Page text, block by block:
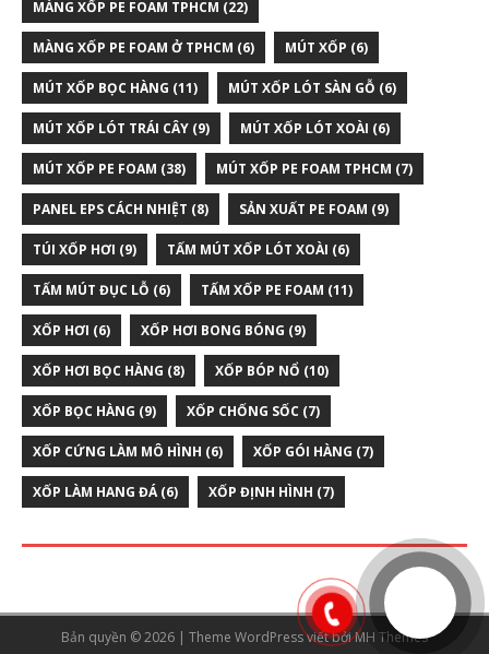
MÀNG XỐP PE FOAM TPHCM (22)
MÀNG XỐP PE FOAM Ở TPHCM (6) MÚT XỐP (6)
MÚT XỐP BỌC HÀNG (11) MÚT XỐP LÓT SÀN GỖ (6)
MÚT XỐP LÓT TRÁI CÂY (9) MÚT XỐP LÓT XOÀI (6)
MÚT XỐP PE FOAM (38) MÚT XỐP PE FOAM TPHCM (7)
PANEL EPS CÁCH NHIỆT (8) SẢN XUẤT PE FOAM (9)
TÚI XỐP HƠI (9) TẤM MÚT XỐP LÓT XOÀI (6)
TẤM MÚT ĐỤC LỖ (6) TẤM XỐP PE FOAM (11)
XỐP HƠI (6) XỐP HƠI BONG BÓNG (9)
XỐP HƠI BỌC HÀNG (8) XỐP BÓP NỔ (10)
XỐP BỌC HÀNG (9) XỐP CHỐNG SỐC (7)
XỐP CỨNG LÀM MÔ HÌNH (6) XỐP GÓI HÀNG (7)
XỐP LÀM HANG ĐÁ(6) XỐP ĐỊNH HÌNH (7)
Bản quyền © 2026 | Theme WordPress viết bởiMH Themes